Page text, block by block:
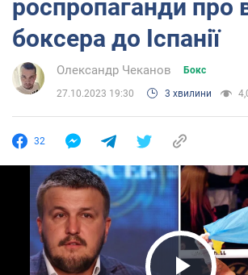
роспропаганди про
боксера до Іспанії
Олександр Чеканов Бокс
27.10.2023 19:30 3 хвилини
32